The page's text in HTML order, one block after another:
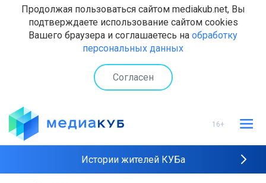
Продолжая пользоваться сайтом mediakub.net, Вы
подтверждаете использование сайтом cookies
Вашего браузера и соглашаетесь на обработку
персональных данных
Согласен
16+
Истории жителей КУБа